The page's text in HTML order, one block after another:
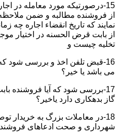
15-درصورتیکه مورد معامله در
از فروشنده مطالبه و ضمن
نمایند که تاریخ انقضاء اجاره چه
از بابت قرض الحسنه در اختیار
تخلیه چیست و
16-قبض تلفن اخذ و بررسی شود
می باشد یا خیر؟
17-بررسی شود که آیا فروشنده
گاز بدهکاری دارد یاخیر؟
18-در معاملات بزرگ به خریدار
شهرداری و صحت ادعاهای